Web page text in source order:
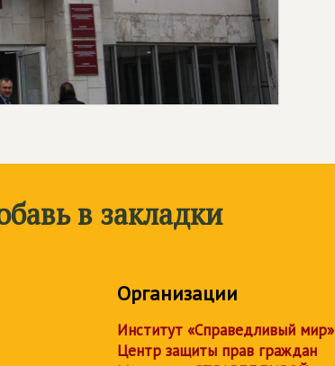
в закладки
Организации
Институт «Справедливый мир»
Центр защиты прав граждан